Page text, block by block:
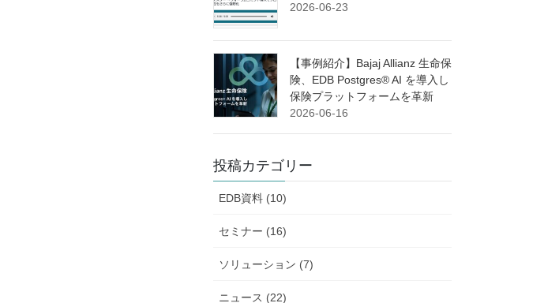
2026-06-23
【事例紹介】Bajaj Allianz 生命保
険、EDB Postgres® AI を導入し
保険プラットフォームを革新
2026-06-16
投稿カテゴリー
EDB資料 (10)
セミナー (16)
ソリューション (7)
ニュース (22)